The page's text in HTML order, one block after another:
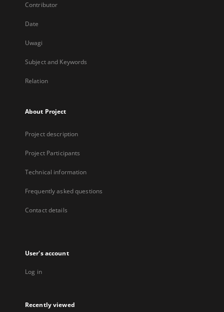
Contributor
Date
Uwagi
Subject and Keywords
Relation
About Project
Project description
Project Participants
Technical information
Frequently asked questions
Contact details
User's account
Log in
Recently viewed